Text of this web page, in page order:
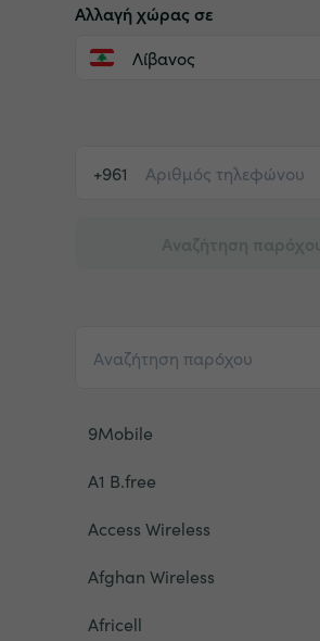
Αλλαγή χώρας σε
Λίβανος
+961
9Mobile
A1 B.free
Access Wireless
Afghan Wireless
Africell